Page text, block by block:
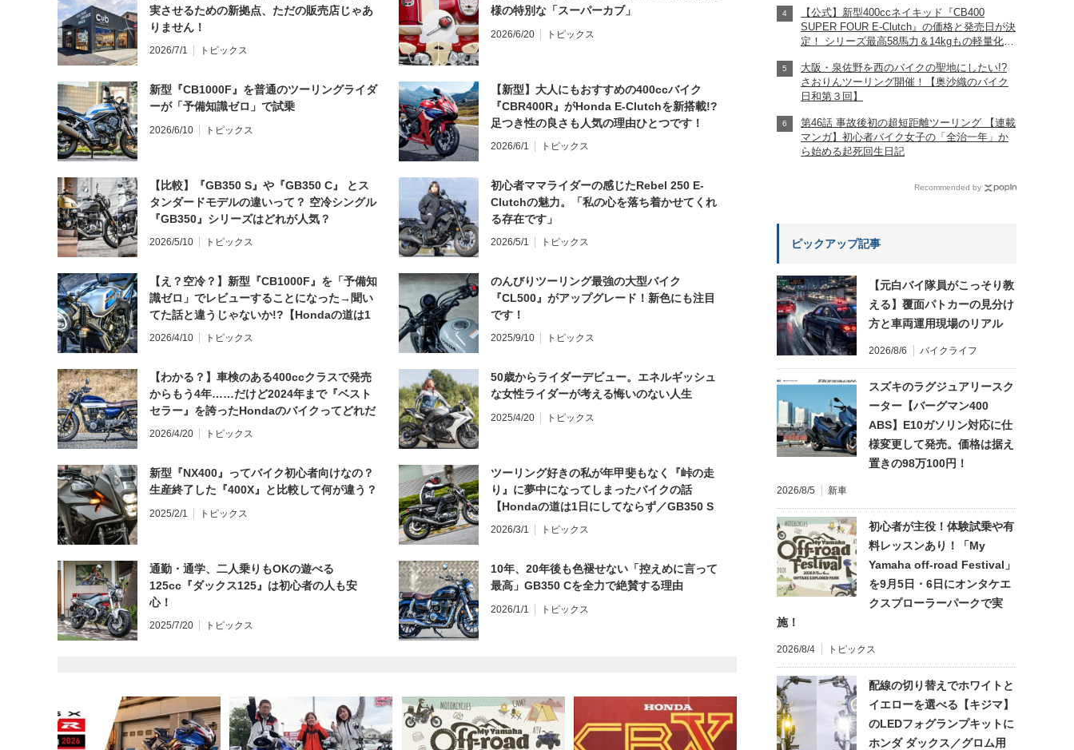
実させるための新拠点、ただの販売店じゃあ
りません！
2026/7/1 トピックス
様の特別な「スーパーカブ」
2026/6/20 トピックス
新型『CB1000F』を普通のツーリングライダ
ーが「予備知識ゼロ」で試乗
2026/6/10 トピックス
【新型】大人にもおすすめの400ccバイク
『CBR400R』がHonda E-Clutchを新搭載!?
足つき性の良さも人気の理由ひとつです！
2026/6/1 トピックス
【比較】『GB350 S』や『GB350 C』 とス
タンダードモデルの違いって？ 空冷シングル
『GB350』シリーズはどれが人気？
2026/5/10 トピックス
初心者ママライダーの感じたRebel 250 E-
Clutchの魅力。「私の心を落ち着かせてくれ
る存在です」
2026/5/1 トピックス
【え？空冷？】新型『CB1000F』を「予備知
識ゼロ」でレビューすることになった→聞い
てた話と違うじゃないか!?【Hondaの道は1
日にしてならず／CB1000F ①第一印象 編】
2026/4/10 トピックス
のんびりツーリング最強の大型バイク
『CL500』がアップグレード！新色にも注目
です！
2025/9/10 トピックス
【わかる？】車検のある400ccクラスで発売
からもう4年……だけど2024年まで『ベスト
セラー』を誇ったHondaのバイクってどれだ
と思う？
2026/4/20 トピックス
50歳からライダーデビュー。エネルギッシュ
な女性ライダーが考える悔いのない人生
2025/4/20 トピックス
新型『NX400』ってバイク初心者向けなの？
生産終了した『400X』と比較して何が違う？
2025/2/1 トピックス
ツーリング好きの私が年甲斐もなく『峠の走
り』に夢中になってしまったバイクの話
【Hondaの道は1日にしてならず／GB350 S
インプレ・レビュー 前編】
2026/3/1 トピックス
通勤・通学、二人乗りもOKの遊べる
125cc『ダックス125』は初心者の人も安
心！
2025/7/20 トピックス
10年、20年後も色褪せない「控えめに言って
最高」GB350 Cを全力で絶賛する理由
2026/1/1 トピックス
【公式】新型400ccネイキッド『CB400
SUPER FOUR E-Clutch』の価格と発売日が決
定！ シリーズ最高58馬力＆14kgもの軽量化!?
【Honda2026新車ニュース】
大阪・泉佐野を西のバイクの聖地にしたい!?
さおりんツーリング開催！【奥沙織のバイク
日和第３回】
第46話 事故後初の超短距離ツーリング 【連載
マンガ】初心者バイク女子の「全治一年」か
ら始める起死回生日記
Recommended by
ピックアップ記事
【元白バイ隊員がこっそり教
える】覆面パトカーの見分け
方と車両運用現場のリアル
2026/8/6 バイクライフ
スズキのラグジュアリースク
ーター【バーグマン400
ABS】E10ガソリン対応に仕
様変更して発売。価格は据え
置きの98万100円！
2026/8/5 新車
初心者が主役！体験試乗や有
料レッスンあり！「My
Yamaha off-road Festival」
を9月5日・6日にオンタケエ
クスプローラーパークで実
施！
2026/8/4 トピックス
配線の切り替えでホワイトと
イエローを選べる【キジマ】
のLEDフォグランプキットに
ホンダ ダックス／グロム用